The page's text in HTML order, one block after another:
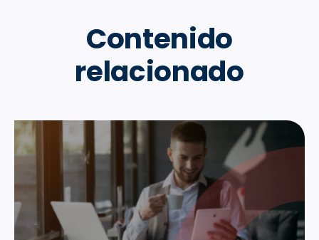
Contenido
relacionado